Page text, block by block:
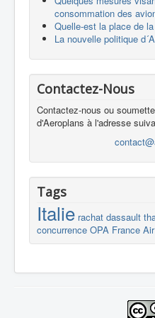
consommation des
Quelle-est la place de
La nouvelle politique
Contactez-Nous
Contactez-nous ou
d'Aeroplans à l'adresse
Tags
Italie rachat dassault
concurrence OPA France